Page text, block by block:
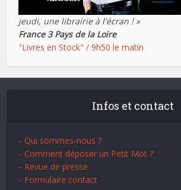
jeudi, une librairie à l'écran ! »
France 3 Pays de la Loire
"Livres en Stock" / 9h50 le matin
Infos et contact
- Qui sommes-nous ?
- Comment déposer un Petit Mot ?
- Revue de presse
- Formulaire contact